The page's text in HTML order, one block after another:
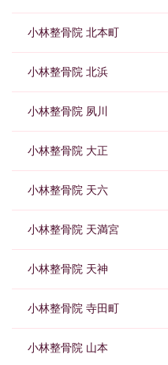
小林整骨院 北本町
小林整骨院 北浜
小林整骨院 夙川
小林整骨院 大正
小林整骨院 天六
小林整骨院 天満宮
小林整骨院 天神
小林整骨院 寺田町
小林整骨院 山本